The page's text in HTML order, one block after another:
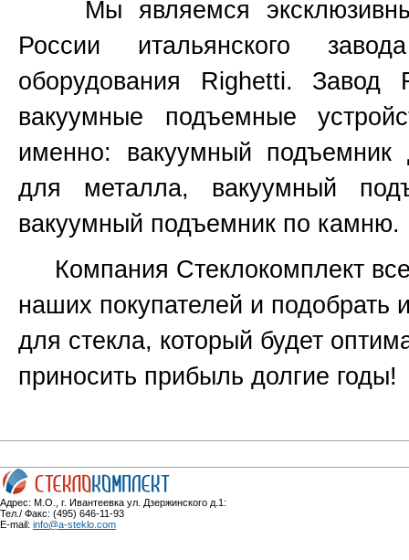
Мы являемся
России итальянского
оборудования Righetti. Завод
вакуумные подъемные
именно: вакуумный
для металла, вакуумный
вакуумный подъемник по камню.
Компания Стеклокомплект
наших покупателей и подобрать
для стекла, который будет
приносить прибыль долгие годы!
Адрес: М.О., г. Ивантеевка ул. Дзержинского д.1:
Тел./ Факс: (495) 646-11-93
E-mail: info@a-steklo.com